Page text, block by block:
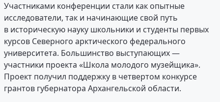
Участниками конференции стали как опытные
исследователи, так и начинающие свой путь
в историческую науку школьники и студенты первых
курсов Северного арктического федерального
университета. Большинство выступающих —
участники проекта «Школа молодого музейщика».
Проект получил поддержку в четвертом конкурсе
грантов губернатора Архангельской области.